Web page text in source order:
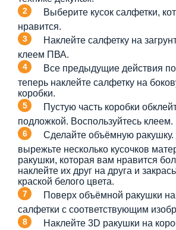
Выберите кусок салфетки,
нравится.
Наклейте салфетку на
клеем ПВА.
Все предыдущие действия
теперь наклейте салфетку на
коробки.
Пустую часть коробки
подложкой. Воспользуйтесь клеем.
Сделайте объёмную ракушку.
вырежьте несколько кусочков
ракушки, которая вам нравится
наклейте их друг на друга и
краской белого цвета.
Поверх объёмной ракушки
салфетки с соответствующим
Наклейте 3D ракушки на